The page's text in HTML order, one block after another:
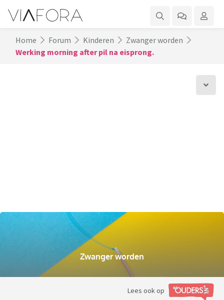
Home Forum Kinderen
Zwanger worden
Werking morning after pil na eisprong.
Zwanger worden
Lees ook op